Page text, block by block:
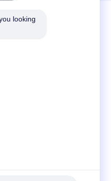
looking